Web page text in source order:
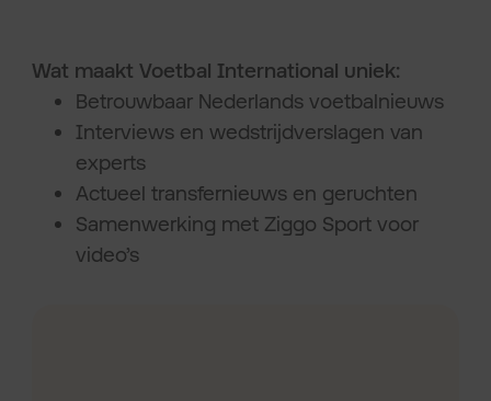
Wat maakt Voetbal International uniek:
Betrouwbaar Nederlands voetbalnieuws
Interviews en wedstrijdverslagen van
experts
Actueel transfernieuws en geruchten
Samenwerking met Ziggo Sport voor
video’s